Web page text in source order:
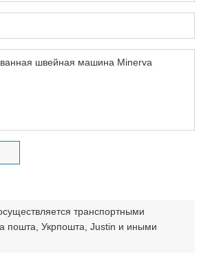
транспортными
пошта, Укрпошта, Justin и иными